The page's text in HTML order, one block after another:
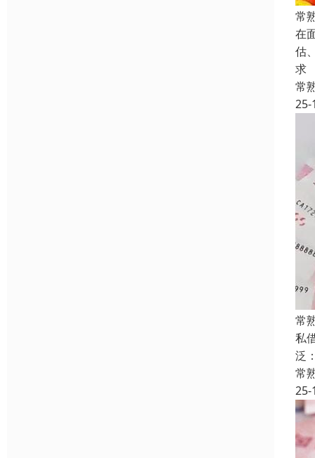
常
在
估
求
常
25-
常
私
泛
常
25-